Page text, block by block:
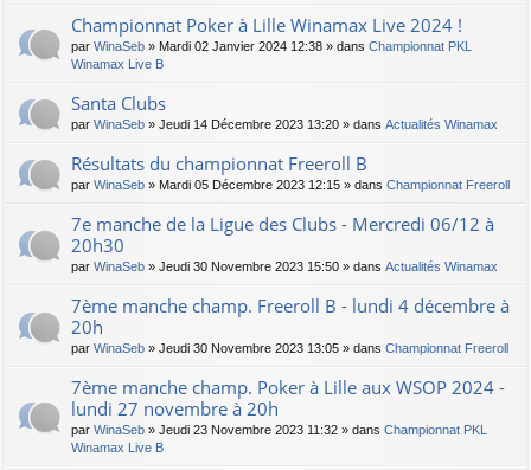
Championnat Poker à Lille Winamax Live 2024 !
par WinaSeb » Mardi 02 Janvier 2024 12:38 » dans Championnat PKL
Winamax Live B
Santa Clubs
par WinaSeb » Jeudi 14 Décembre 2023 13:20 » dans Actualités Winamax
Résultats du championnat Freeroll B
par WinaSeb » Mardi 05 Décembre 2023 12:15 » dans Championnat Freeroll
7e manche de la Ligue des Clubs - Mercredi 06/12 à
20h30
par WinaSeb » Jeudi 30 Novembre 2023 15:50 » dans Actualités Winamax
7ème manche champ. Freeroll B - lundi 4 décembre à
20h
par WinaSeb » Jeudi 30 Novembre 2023 13:05 » dans Championnat Freeroll
7ème manche champ. Poker à Lille aux WSOP 2024 -
lundi 27 novembre à 20h
par WinaSeb » Jeudi 23 Novembre 2023 11:32 » dans Championnat PKL
Winamax Live B